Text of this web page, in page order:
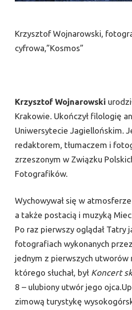
Krzysztof Wojnarowski,
cyfrowa,”Kosmos”
Krzysztof Wojnarowski
Krakowie. Ukończył filologię
Uniwersytecie Jagiellońskim.
redaktorem, tłumaczem i
zrzeszonym w Związku
Fotografików.
Wychowywał się w
a także postacią i muzyką
Po raz pierwszy oglądał Tatry
fotografiach wykonanych
jednym z pierwszych utworów
którego słuchał, był Koncert
8 – ulubiony utwór jego
zimową turystykę